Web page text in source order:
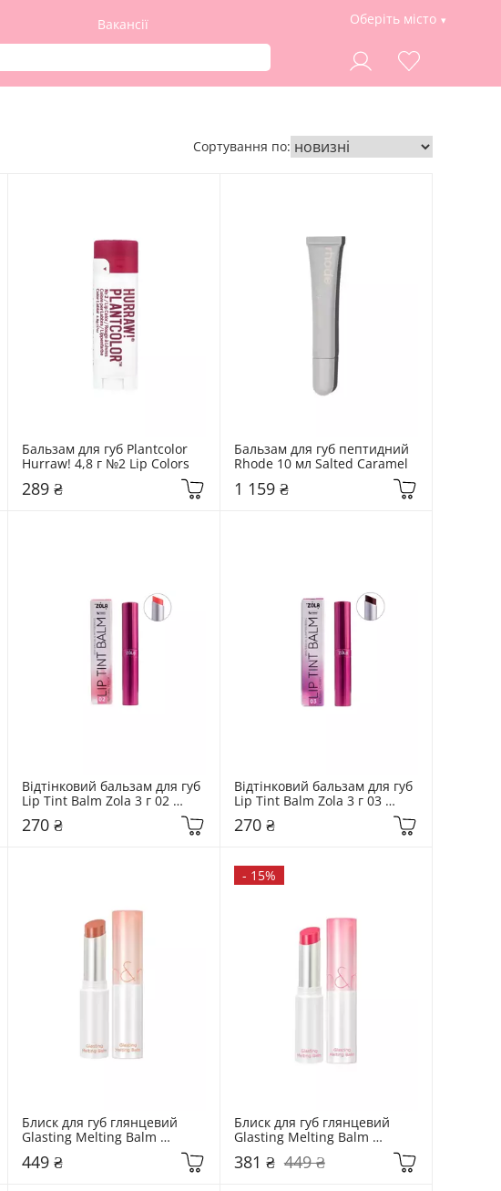
Вакансії Оберіть місто
Сортування по:
Бальзам для губ Plantcolor
Hurraw! 4,8 г №2 Lip Colors
289 ₴
Бальзам для губ пептидний
Rhode 10 мл Salted Caramel
1 159 ₴
Відтінковий бальзам для губ
Lip Tint Balm Zola 3 г 02
270 ₴
Відтінковий бальзам для губ
Lip Tint Balm Zola 3 г 03
270 ₴
Блиск для губ глянцевий
Glasting Melting Balm
449 ₴
- 15%
Блиск для губ глянцевий
Glasting Melting Balm
381 ₴ 449 ₴